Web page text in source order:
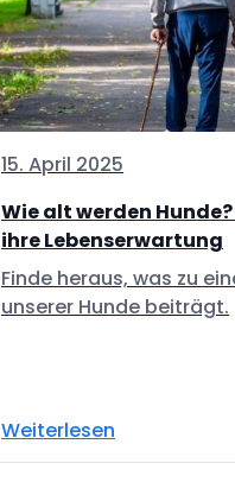
15. April 2025
Wie alt werden
ihre Lebenserwartung
Finde heraus, was zu
unserer Hunde beiträgt.
Weiterlesen